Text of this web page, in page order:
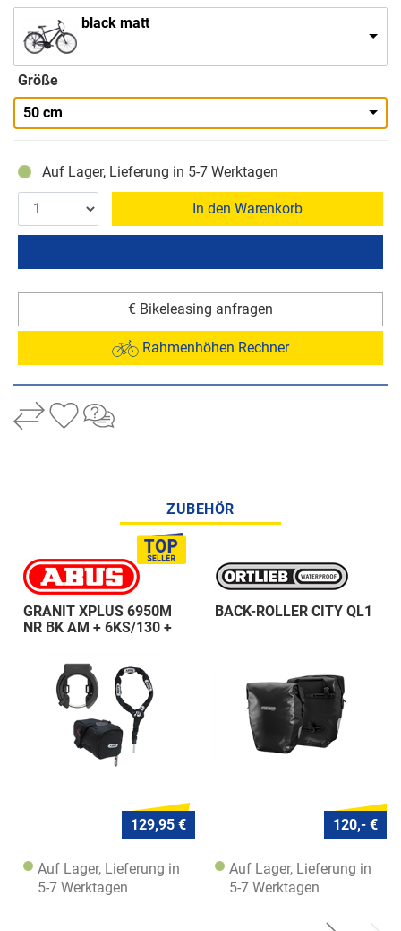
black matt
Größe
50 cm
Auf Lager, Lieferung in 5-7 Werktagen
In den Warenkorb
€ Bikeleasing anfragen
Rahmenhöhen Rechner
ZUBEHÖR
GRANIT XPLUS 6950M
NR BK AM + 6KS/130 +
129,95 €
Auf Lager, Lieferung in
5-7 Werktagen
BACK-ROLLER CITY QL1
120,- €
Auf Lager, Lieferung in
5-7 Werktagen